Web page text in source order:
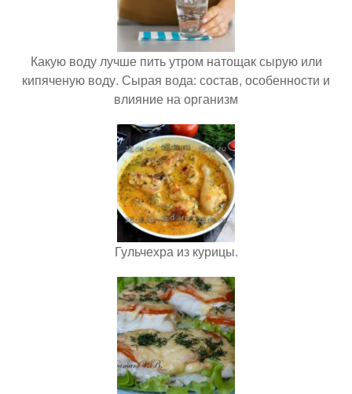
Какую воду лучше пить утром натощак сырую или
кипяченую воду. Сырая вода: состав, особенности и
влияние на организм
Гульчехра из курицы.